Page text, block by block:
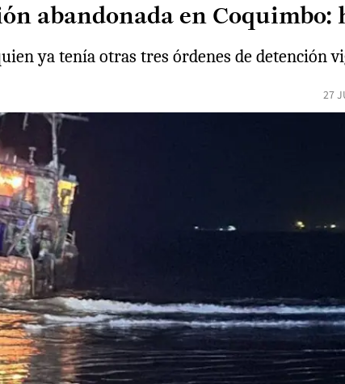
abandonada en Coquimbo:
ya tenía otras tres órdenes de detención
27